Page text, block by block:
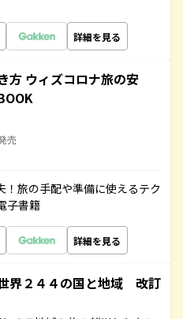
詳細を見る
方 ウィズコロナ旅の安
売
旅の手配や準備に使えるテク
子書籍
詳細を見る
界２４４の国と地域 改訂